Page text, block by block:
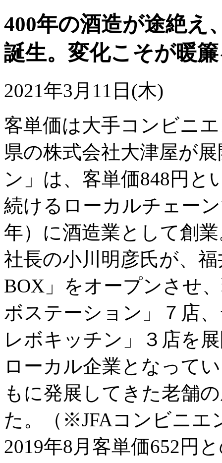
400年の酒造が途絶え
誕生。変化こそが暖
2021年3月11日(木)
客単価は大手コンビニ
県の株式会社大津屋が
ン」は、客単価848円と
続けるローカルチェー
年）に酒造業として創
社長の小川明彦氏が、
BOX」をオープンさせ
ボステーション」７店
レボキッチン」３店を
ローカル企業となって
もに発展してきた老舗
た。（※JFAコンビニエ
2019年8月客単価652円